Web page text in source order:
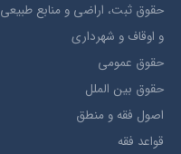
حقوق ثبت، اراضي و منابع طبيعي
و اوقاف و شهرداری
حقوق عمومی
حقوق بين الملل
اصول فقه و منطق
قواعد فقه